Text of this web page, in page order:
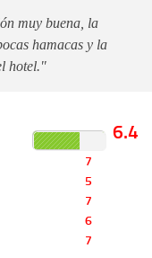
muy buena, la
hamacas y la
hotel."
6.4
7
5
7
6
7